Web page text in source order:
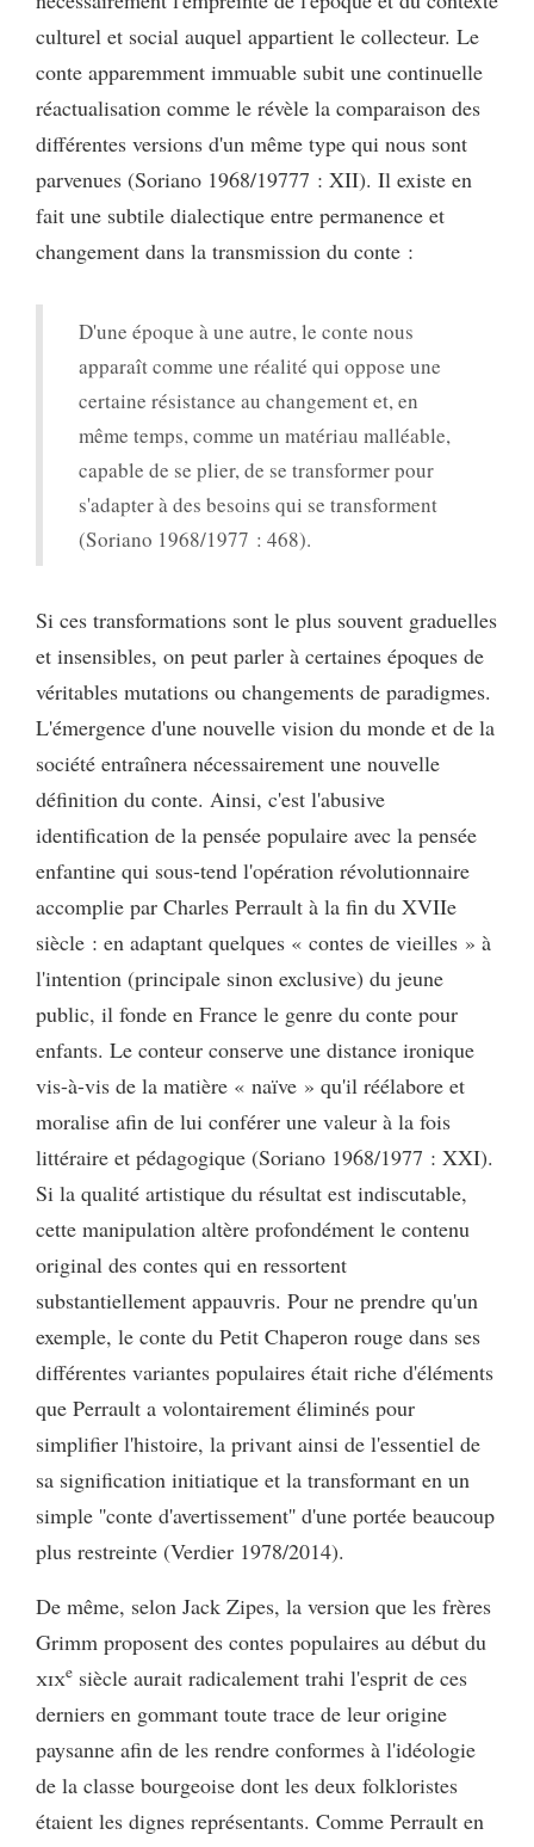
culturel et social auquel appartient le collecteur. Le
conte apparemment immuable subit une continuelle
réactualisation comme le révèle la comparaison des
différentes versions d'un même type qui nous sont
parvenues (Soriano 1968/19777 : XII). Il existe en
fait une subtile dialectique entre permanence et
changement dans la transmission du conte :
D'une époque à une autre, le conte nous
apparaît comme une réalité qui oppose une
certaine résistance au changement et, en
même temps, comme un matériau malléable,
capable de se plier, de se transformer pour
s'adapter à des besoins qui se transforment
(Soriano 1968/1977 : 468).
Si ces transformations sont le plus souvent graduelles
et insensibles, on peut parler à certaines époques de
véritables mutations ou changements de paradigmes.
L'émergence d'une nouvelle vision du monde et de la
société entraînera nécessairement une nouvelle
définition du conte. Ainsi, c'est l'abusive
identification de la pensée populaire avec la pensée
enfantine qui sous-tend l'opération révolutionnaire
accomplie par Charles Perrault à la fin du XVIIe
siècle : en adaptant quelques « contes de vieilles » à
l'intention (principale sinon exclusive) du jeune
public, il fonde en France le genre du conte pour
enfants. Le conteur conserve une distance ironique
vis-à-vis de la matière « naïve » qu'il réélabore et
moralise afin de lui conférer une valeur à la fois
littéraire et pédagogique (Soriano 1968/1977 : XXI).
Si la qualité artistique du résultat est indiscutable,
cette manipulation altère profondément le contenu
original des contes qui en ressortent
substantiellement appauvris. Pour ne prendre qu'un
exemple, le conte du Petit Chaperon rouge dans ses
différentes variantes populaires était riche d'éléments
que Perrault a volontairement éliminés pour
simplifier l'histoire, la privant ainsi de l'essentiel de
sa signification initiatique et la transformant en un
simple ''conte d'avertissement'' d'une portée beaucoup
plus restreinte (Verdier 1978/2014).
De même, selon Jack Zipes, la version que les frères
Grimm proposent des contes populaires au début du
xixe siècle aurait radicalement trahi l'esprit de ces
derniers en gommant toute trace de leur origine
paysanne afin de les rendre conformes à l'idéologie
de la classe bourgeoise dont les deux folkloristes
étaient les dignes représentants. Comme Perrault en